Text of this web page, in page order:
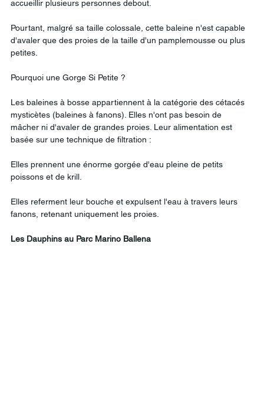
accueillir plusieurs personnes debout.
Pourtant, malgré sa taille colossale, cette baleine n'est capable
d'avaler que des proies de la taille d'un pamplemousse ou plus
petites.
Pourquoi une Gorge Si Petite ?
Les baleines à bosse appartiennent à la catégorie des cétacés
mysticètes (baleines à fanons). Elles n'ont pas besoin de
mâcher ni d'avaler de grandes proies. Leur alimentation est
basée sur une technique de filtration :
Elles prennent une énorme gorgée d'eau pleine de petits
poissons et de krill.
Elles referment leur bouche et expulsent l'eau à travers leurs
fanons, retenant uniquement les proies.
Les Dauphins au Parc Marino Ballena